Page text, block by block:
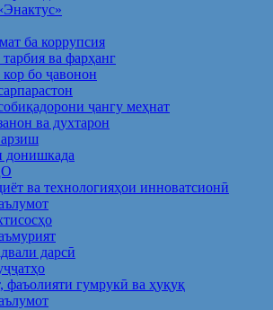
ба коррупсия
ва фарҳанг
бо ҷавонон
ҷангу меҳнат
ва духтарон
донишкада
ва технологияҳои инноватсионӣ
дарсӣ
фаъолияти гумрукӣ ва ҳуқуқ